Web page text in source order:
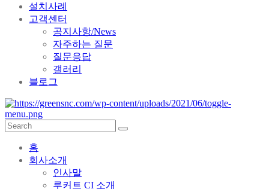
설치사례
고객센터
공지사항/News
자주하는 질문
질문응답
갤러리
블로그
홈
회사소개
인사말
루커트 CI 소개